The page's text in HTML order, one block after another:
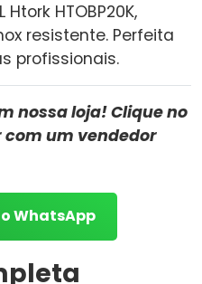
HTOBP20K,
resistente. Perfeita
profissionais.
nossa loja! Clique no
um vendedor
WhatsApp